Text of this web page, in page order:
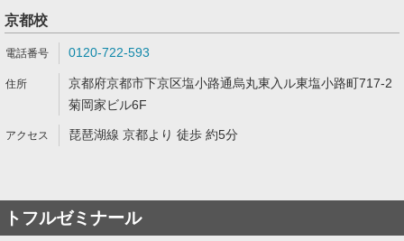
京都校
0120-722-593
京都府京都市下京区塩小路通烏丸東入ル東塩小路町717-2
菊岡家ビル6F
琵琶湖線 京都より 徒歩 約5分
トフルゼミナール